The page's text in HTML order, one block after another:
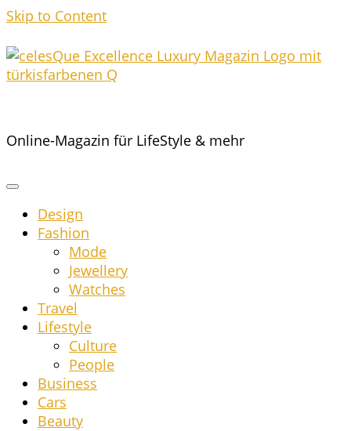
Skip to Content
Online-Magazin für LifeStyle & mehr
Design
Fashion
Mode
Jewel­lery
Wat­ches
Tra­vel
Life­style
Cul­tu­re
Peo­p­le
Busi­ness
Cars
Beau­ty